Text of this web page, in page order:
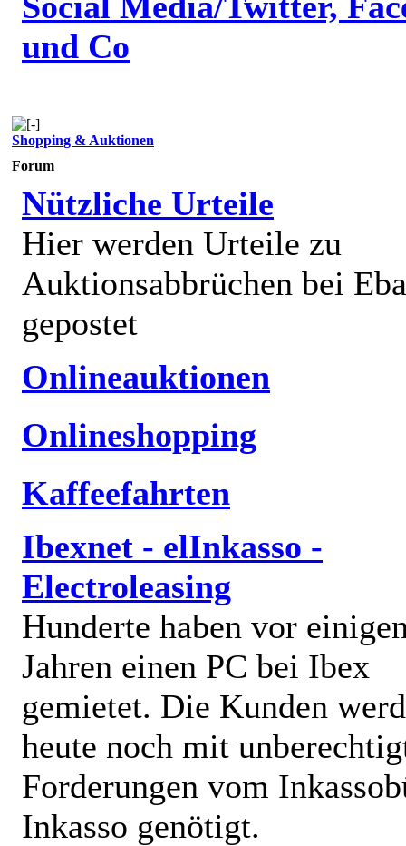
und Co
Shopping & Auktionen
Forum
Nützliche Urteile
Hier werden Urteile zu
Auktionsabbrüchen bei
gepostet
Onlineauktionen
Onlineshopping
Kaffeefahrten
Ibexnet - elInkasso -
Electroleasing
Hunderte haben vor
Jahren einen PC bei Ibex
gemietet. Die Kunden
heute noch mit
Forderungen vom
Inkasso genötigt.